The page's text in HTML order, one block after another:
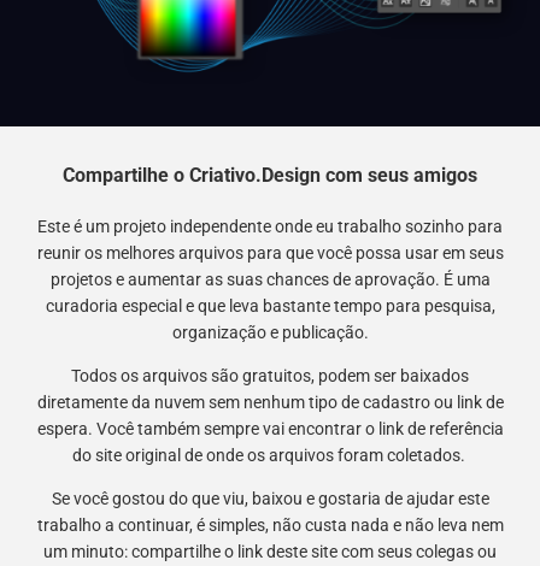
Compartilhe o Criativo.Design com seus amigos
Este é um projeto independente onde eu trabalho sozinho para
reunir os melhores arquivos para que você possa usar em seus
projetos e aumentar as suas chances de aprovação. É uma
curadoria especial e que leva bastante tempo para pesquisa,
organização e publicação.
Todos os arquivos são gratuitos, podem ser baixados
diretamente da nuvem sem nenhum tipo de cadastro ou link de
espera. Você também sempre vai encontrar o link de referência
do site original de onde os arquivos foram coletados.
Se você gostou do que viu, baixou e gostaria de ajudar este
trabalho a continuar, é simples, não custa nada e não leva nem
um minuto: compartilhe o link deste site com seus colegas ou